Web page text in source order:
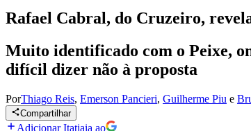
Rafael Cabral, do Cruzeiro,
Muito identificado com o Peixe,
difícil dizer não à proposta
PorThiago Reis, Emerson Pancieri, Guilherme Piu e
Compartilhar
Adicionar Itatiaia ao